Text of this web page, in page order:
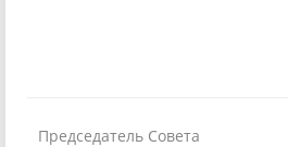
Председатель Совета